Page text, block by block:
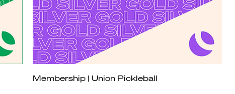
Schnellansicht
Membership | Union Pickleball